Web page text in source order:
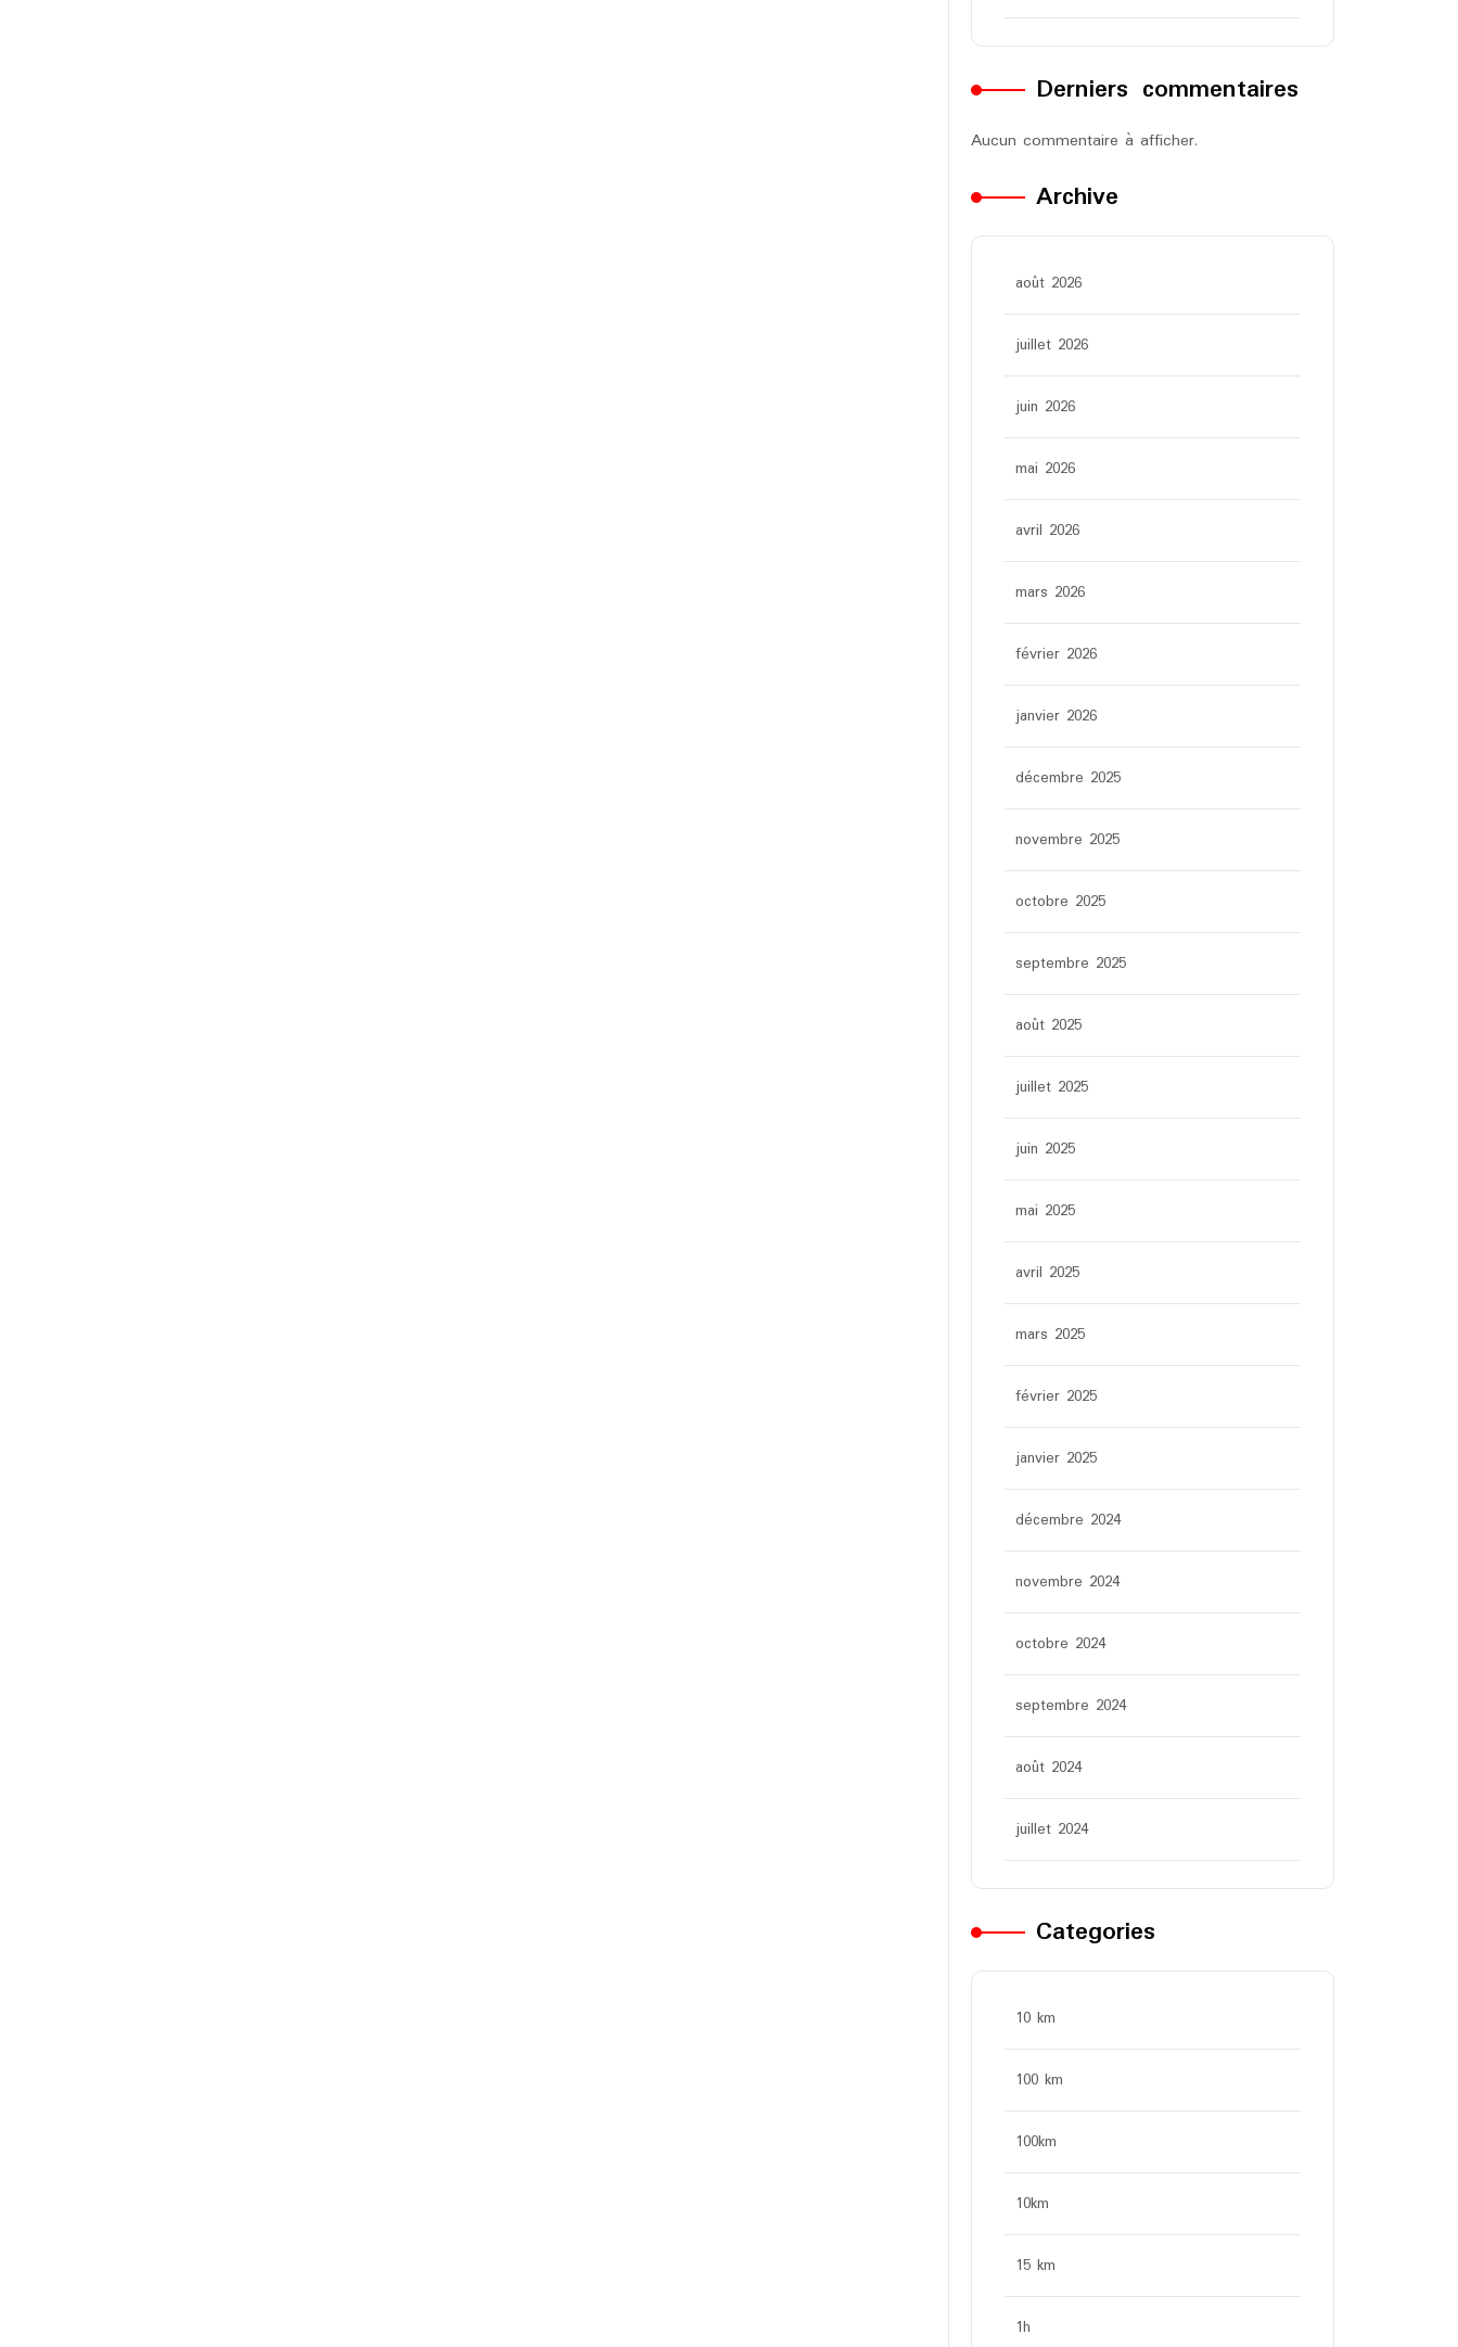
Derniers commentaires
Aucun commentaire à afficher.
Archive
août 2026
juillet 2026
juin 2026
mai 2026
avril 2026
mars 2026
février 2026
janvier 2026
décembre 2025
novembre 2025
octobre 2025
septembre 2025
août 2025
juillet 2025
juin 2025
mai 2025
avril 2025
mars 2025
février 2025
janvier 2025
décembre 2024
novembre 2024
octobre 2024
septembre 2024
août 2024
juillet 2024
Categories
10 km
100 km
100km
10km
15 km
1h